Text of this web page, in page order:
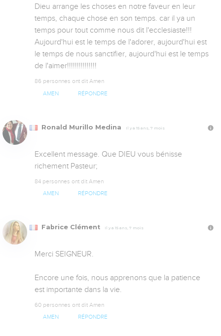
Dieu arrange les choses en notre faveur en leur
temps, chaque chose en son temps. car il ya un
temps pour tout comme nous dit l'ecclesiaste!!!
Aujourd'hui est le temps de l'adorer, aujourd'hui est
le temps de nous sanctifier, aujourd'hui est le temps
de l'aimer!!!!!!!!!!!!!!!
86 personnes ont dit Amen
AMEN RÉPONDRE
Ronald Murillo Medina Il y a 15 ans, 7 mois
Excellent message. Que DIEU vous bénisse
richement Pasteur;
84 personnes ont dit Amen
AMEN RÉPONDRE
Fabrice Clément Il y a 15 ans, 7 mois
Merci SEIGNEUR.
Encore une fois, nous apprenons que la patience
est importante dans la vie.
60 personnes ont dit Amen
AMEN RÉPONDRE